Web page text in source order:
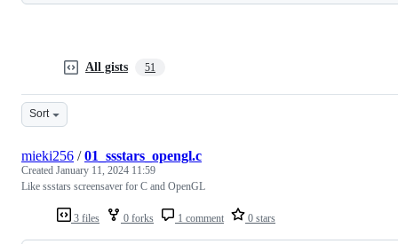
All gists 51
Sort
3 files 0 forks 1 comment 0 stars
mieki256 /01_ssstars_opengl.c
Created January 11, 2024 11:59
Like ssstars screensaver for C and OpenGL